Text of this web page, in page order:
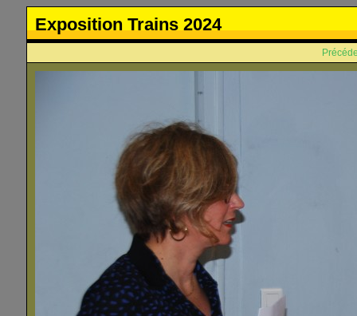
Exposition Trains 2024